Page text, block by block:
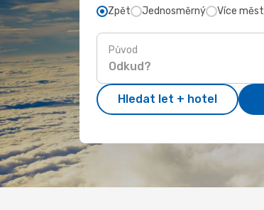
Zpět Jednosměrný Více měst
Původ
Hledat let + hotel